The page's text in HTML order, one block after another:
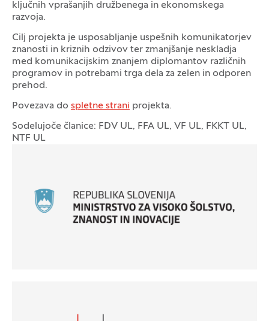
ključnih vprašanjih družbenega in ekonomskega
razvoja.
Cilj projekta je usposabljanje uspešnih komunikatorjev
znanosti in kriznih odzivov ter zmanjšanje neskladja
med komunikacijskim znanjem diplomantov različnih
programov in potrebami trga dela za zelen in odporen
prehod.
Povezava do spletne strani projekta.
Sodelujoče članice: FDV UL, FFA UL, VF UL, FKKT UL,
NTF UL